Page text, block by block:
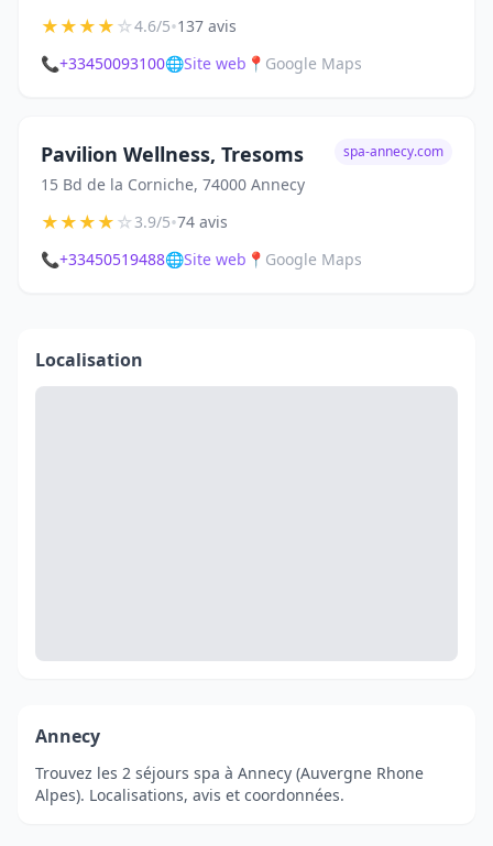
★★★★☆4.6/5•137 avis
📞+33450093100🌐Site web 📍 Google Maps
Pavilion Wellness, Tresoms
15 Bd de la Corniche, 74000 Annecy
spa-annecy.com
★★★★☆3.9/5•74 avis
📞+33450519488🌐Site web 📍 Google Maps
Localisation
Annecy
Trouvez les 2 séjours spa à Annecy (Auvergne Rhone
Alpes). Localisations, avis et coordonnées.